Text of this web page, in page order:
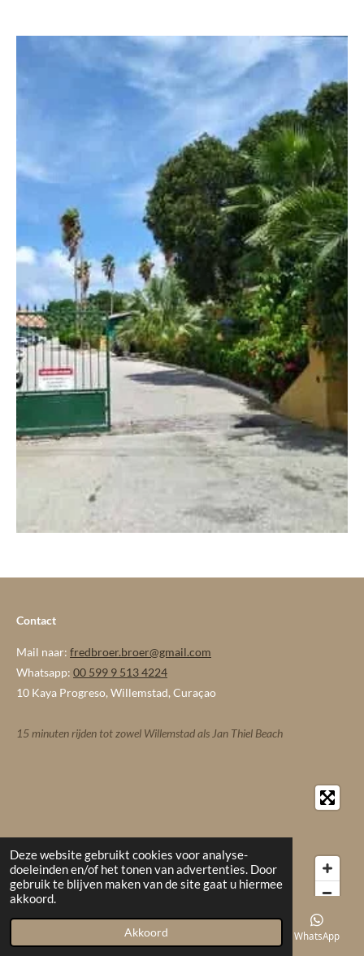
Deze website gebruikt cookies voor analyse-
doeleinden en/of het tonen van advertenties. Door
gebruik te blijven maken van de site gaat u hiermee
akkoord.
Akkoord
Contact
Mail naar: fredbroer.broer@gmail.com
Whatsapp: 00 599 9 513 4224
10 Kaya Progreso, Willemstad, Curaçao
15 minuten rijden tot zowel Willemstad als Jan Thiel Beach
© 2023 - 2026 komnaarcuracao
Powered byJouwWeb
Telefoonnummer WhatsApp